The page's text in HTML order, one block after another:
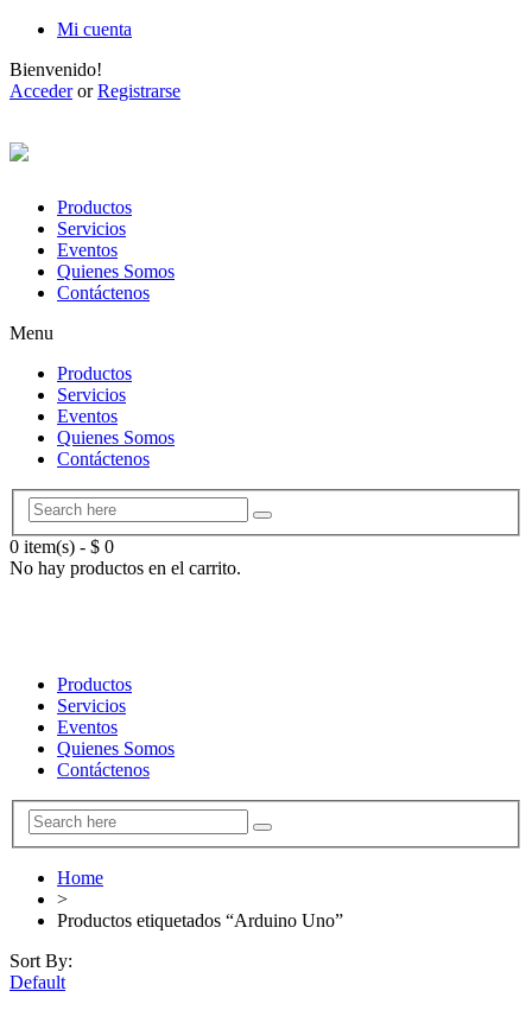
Mi cuenta
Bienvenido!
AccederorRegistrarse
Productos
Servicios
Eventos
Quienes Somos
Contáctenos
Menu
Productos
Servicios
Eventos
Quienes Somos
Contáctenos
0 item(s) - $ 0
No hay productos en el carrito.
Productos
Servicios
Eventos
Quienes Somos
Contáctenos
Home
>
Productos etiquetados “Arduino Uno”
Sort By:
Default